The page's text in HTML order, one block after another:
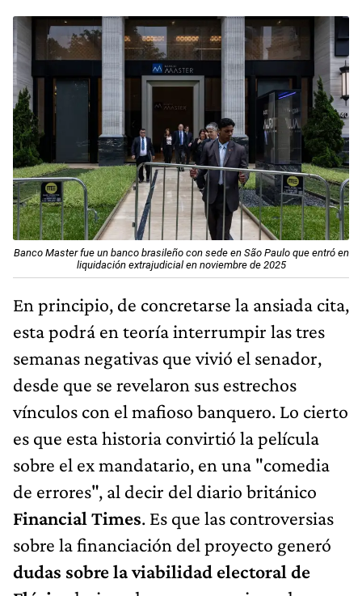
Banco Master fue un banco brasileño con sede en São Paulo que entró en
liquidación extrajudicial en noviembre de 2025
En principio, de concretarse la ansiada cita,
esta podrá en teoría interrumpir las tres
semanas negativas que vivió el senador,
desde que se revelaron sus estrechos
vínculos con el mafioso banquero. Lo cierto
es que esta historia convirtió la película
sobre el ex mandatario, en una "comedia
de errores", al decir del diario británico
Financial Times. Es que las controversias
sobre la financiación del proyecto generó
dudas sobre la viabilidad electoral de